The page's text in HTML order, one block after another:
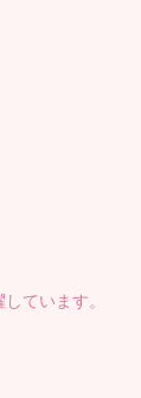
ています。